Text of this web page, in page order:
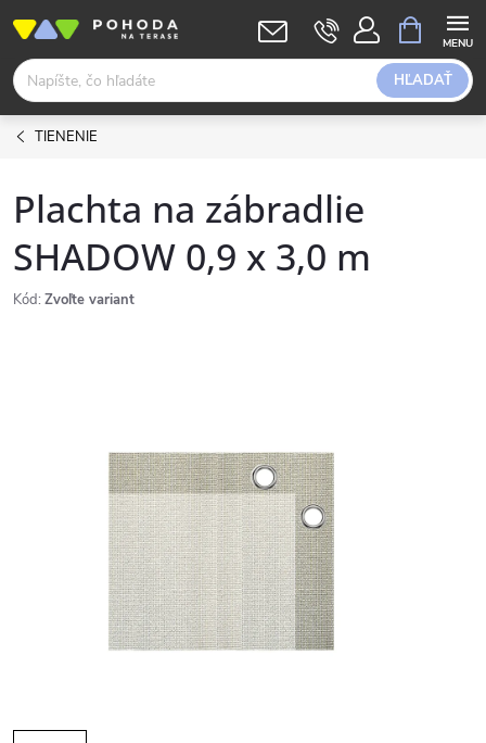
obsah
HĽADAŤ
KOŠÍK
TIENENIE
Plachta na zábradlie
SHADOW 0,9 x 3,0 m
Kód: Zvoľte variant